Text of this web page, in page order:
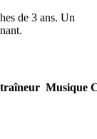
de 3 ans. Un
Musique